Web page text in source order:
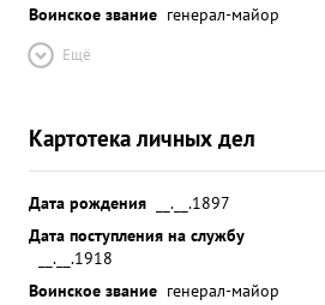
Воинское звание генерал-майор
Ещё
Картотека личных дел
Дата рождения
__.__.1897
Дата поступления на службу
__.__.1918
Воинское звание генерал-майор